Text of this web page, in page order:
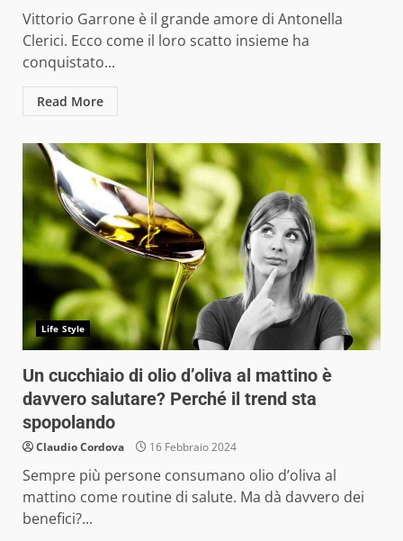
Vittorio Garrone è il grande amore di Antonella
Clerici. Ecco come il loro scatto insieme ha
conquistato...
Read More
Life Style
Un cucchiaio di olio d’oliva al mattino è
davvero salutare? Perché il trend sta
spopolando
Claudio Cordova 16 Febbraio 2024
Sempre più persone consumano olio d’oliva al
mattino come routine di salute. Ma dà davvero dei
benefici?...